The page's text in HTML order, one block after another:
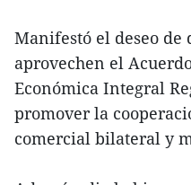
Manifestó el deseo de
aprovechen el
Económica Integral
promover la
comercial bilateral y